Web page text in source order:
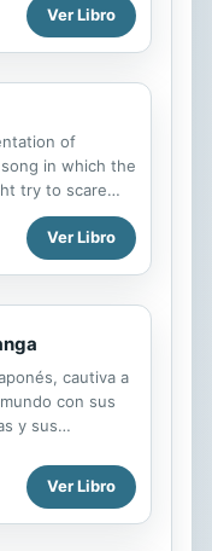
each
matter. With
shooter, and
this exhaustive
firearms
details,
completa,
y
para satisfacer
Ver Libro
of
in which the
try to scare
out how to
home.
say 'good night'
Ver Libro
cautiva a
con sus
y sus
es una
creada por
japoneses, con
Ver Libro